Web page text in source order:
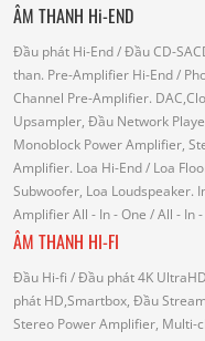
ÂM THANH Hi-END
Đầu phát Hi-End/ Đầu CD-
than. Pre-Amplifier Hi-End/
Channel Pre-Amplifier.
Upsampler, Đầu Network
Monoblock Power Amplifier,
Amplifier. Loa Hi-End/ Loa
Subwoofer, Loa Loudspeaker.
AmplifierAll - In - One / All - In
ÂM THANH HI-FI
Đầu Hi-fi / Đầu phát 4K
phát HD,Smartbox, Đầu
Stereo Power Amplifier, Multi-